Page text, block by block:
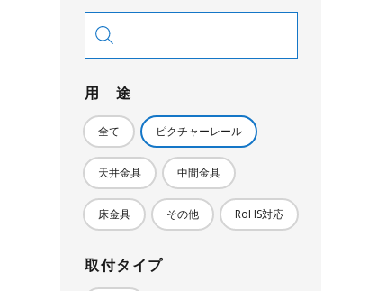
用 途
全て ピクチャーレール
天井金具 中間金具
床金具 その他 RoHS対応
取付タイプ